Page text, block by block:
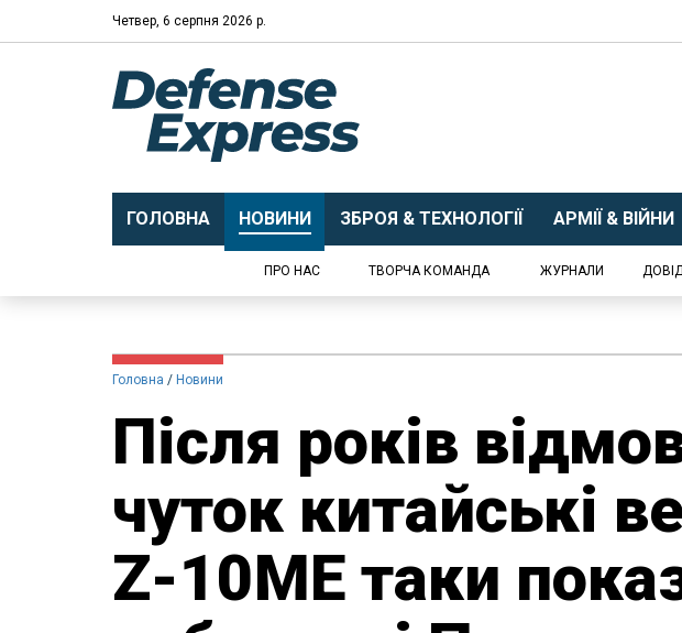
Четвер, 6 серпня 2026 р.
ГОЛОВНА НОВИНИ ЗБРОЯ & ТЕХНОЛОГІЇ АРМІЇ & ВІЙНИ
ПРО НАС ТВОРЧА КОМАНДА ЖУРНАЛИ
Головна Новини
Після років
чуток китайські
Z-10ME таки